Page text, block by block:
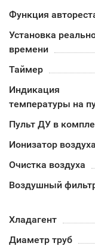
Функция
Установка
времени
Таймер
Индикация
температуры на
Пульт ДУ в
Ионизатор воздуха
Очистка воздуха
Воздушный
Хладагент
Диаметр труб